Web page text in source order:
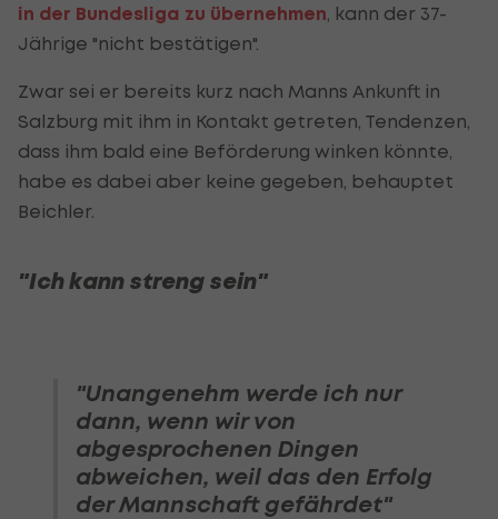
in der Bundesliga zu übernehmen , kann der 37-
Jährige "nicht bestätigen".
Zwar sei er bereits kurz nach Manns Ankunft in
Salzburg mit ihm in Kontakt getreten, Tendenzen,
dass ihm bald eine Beförderung winken könnte,
habe es dabei aber keine gegeben, behauptet
Beichler.
"Ich kann streng sein"
"Unangenehm werde ich nur
dann, wenn wir von
abgesprochenen Dingen
abweichen, weil das den Erfolg
der Mannschaft gefährdet"